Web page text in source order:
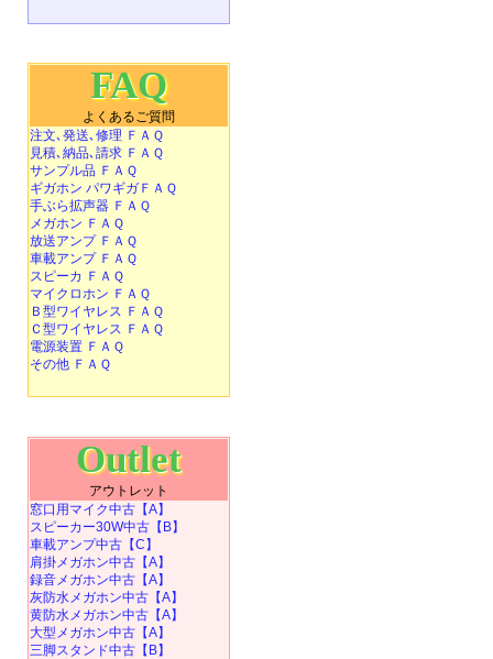
FAQ
よくあるご質問
注文､発送､修理 ＦＡＱ
見積､納品､請求 ＦＡＱ
サンプル品 ＦＡＱ
ギガホン パワギガＦＡＱ
手ぶら拡声器 ＦＡＱ
メガホン ＦＡＱ
放送アンプ ＦＡＱ
車載アンプ ＦＡＱ
スピーカ ＦＡＱ
マイクロホン ＦＡＱ
Ｂ型ワイヤレス ＦＡＱ
Ｃ型ワイヤレス ＦＡＱ
電源装置 ＦＡＱ
その他 ＦＡＱ
Outlet
アウトレット
窓口用マイク中古【A】
スピーカー30W中古【B】
車載アンプ中古【C】
肩掛メガホン中古【A】
録音メガホン中古【A】
灰防水メガホン中古【A】
黄防水メガホン中古【A】
大型メガホン中古【A】
三脚スタンド中古【B】